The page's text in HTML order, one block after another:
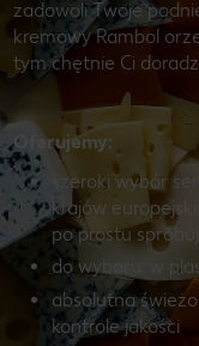
zadowoli Twoje
kremowy Rambol
tym chętnie Ci
Oferujemy:
szeroki wybór
krajów
po prostu
do wyboru: w
absolutna
kontrole jakości